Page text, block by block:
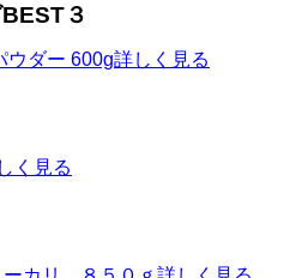
３
詳しく見る
く見る